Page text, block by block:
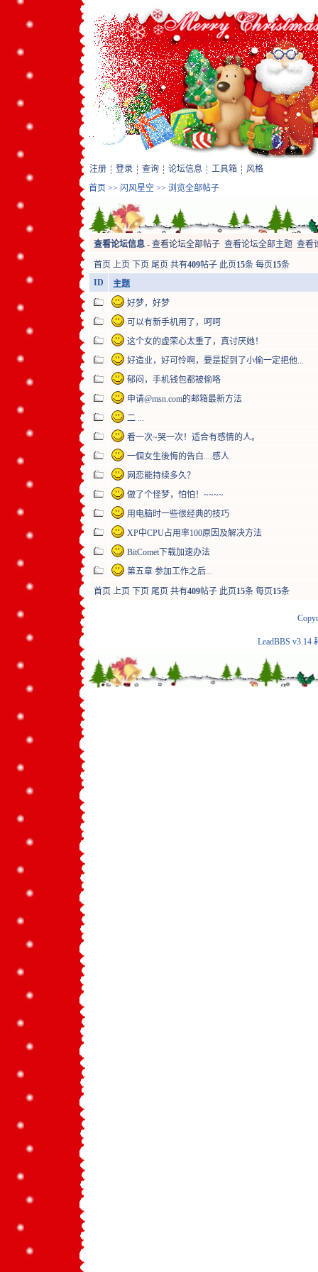
注册 登录 查询 论坛信息 工具箱
风格
首页 >> 闪风星空 >> 浏览全部帖子
查看论坛信息 - 查看论坛全部帖子 查看论坛全部主题 查看
首页 上页 下页 尾页 共有409帖子 此页15条 每页15条
ID
主题
好梦，好梦
可以有新手机用了，呵呵
这个女的虚荣心太重了，真讨厌她！
好造业，好可怜啊，要是捉到了小偷一定把他...
郁闷，手机钱包都被偷咯
申请@msn.com的邮箱最新方法
二 ...
看一次~哭一次！适合有感情的人。
一個女生後悔的告白....感人
网恋能持续多久？
做了个怪梦，怕怕！~~~~
用电脑时一些很经典的技巧
XP中CPU占用率100原因及解决方法
BitComet下载加速办法
第五章 参加工作之后...
首页 上页 下页 尾页 共有409帖子 此页15条 每页15条
LeadBBS v3.14